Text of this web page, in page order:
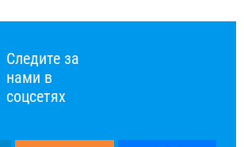
Следите за
нами в
соцсетях